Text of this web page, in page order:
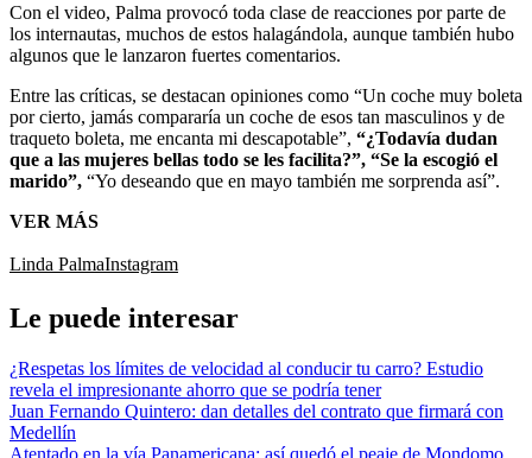
Con el video, Palma provocó toda clase de reacciones por parte de
los internautas, muchos de estos halagándola, aunque también hubo
algunos que le lanzaron fuertes comentarios.
Entre las críticas, se destacan opiniones como “Un coche muy boleta
por cierto, jamás compararía un coche de esos tan masculinos y de
traqueto boleta, me encanta mi descapotable”, “¿Todavía dudan
que a las mujeres bellas todo se les facilita?”, “Se la escogió el
marido”, “Yo deseando que en mayo también me sorprenda así”.
VER MÁS
Linda PalmaInstagram
Le puede interesar
¿Respetas los límites de velocidad al conducir tu carro? Estudio
revela el impresionante ahorro que se podría tener
Juan Fernando Quintero: dan detalles del contrato que firmará con
Medellín
Atentado en la vía Panamericana: así quedó el peaje de Mondomo